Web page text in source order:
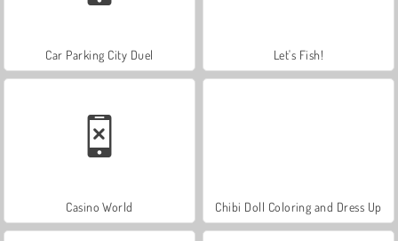
Car Parking City Duel Let's Fish!
Casino World Chibi Doll Coloring and Dress Up